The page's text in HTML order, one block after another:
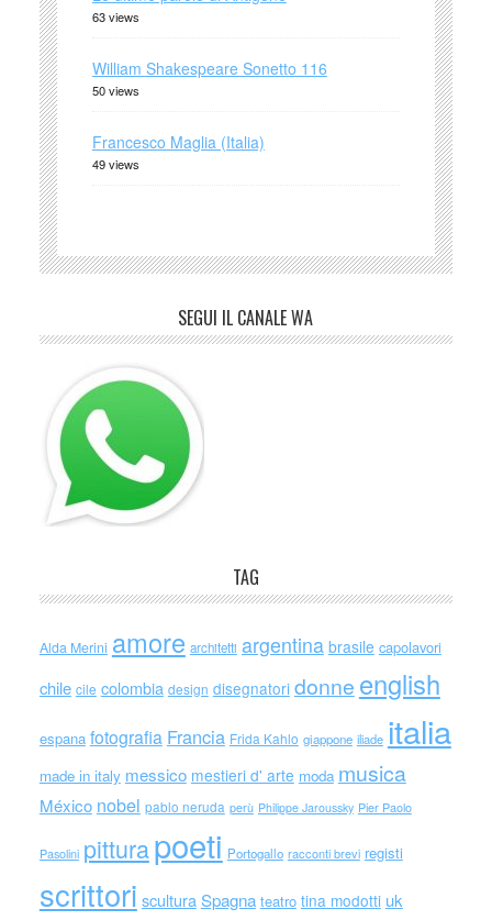
63 views
William Shakespeare Sonetto 116
50 views
Francesco Maglia (Italia)
49 views
SEGUI IL CANALE WA
TAG
Alda Merini amore architetti argentina brasile capolavori
chile cile colombia design disegnatori donne english
espana fotografia Francia Frida Kahlo giappone iliade italia
made in italy messico mestieri d' arte moda musica
México nobel pablo neruda perù Philippe Jaroussky Pier Paolo
Pasolini pitturapoeti Portogallo racconti brevi registi
scrittori scultura Spagna teatro tina modotti uk